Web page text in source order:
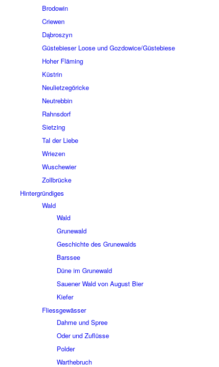
Brodo­win
Crie­wen
Dąbros­zyn
Güste­bie­ser Loose und Gozdowice/Güstebiese
Hoher Fläming
Küstrin
Neuliet­ze­gö­ricke
Neutreb­bin
Rahns­dorf
Siet­zing
Tal der Liebe
Wrie­zen
Wusche­wier
Zoll­brücke
Hinter­grün­di­ges
Wald
Wald
Grune­wald
Geschichte des Grune­walds
Bars­see
Düne im Grune­wald
Saue­ner Wald von August Bier
Kiefer
Fliess­ge­wäs­ser
Dahme und Spree
Oder und Zuflüsse
Polder
Wart­he­bruch